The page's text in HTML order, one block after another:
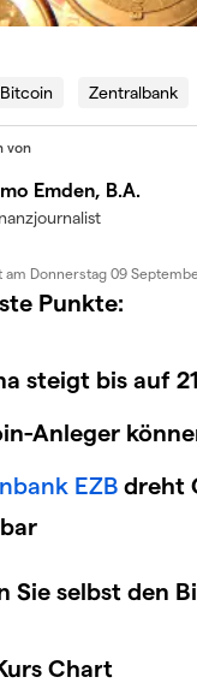
Bitcoin Zentralbank
von
Emden, B.A.
am Donnerstag 09
Punkte:
steigt bis auf
Anleger
EZB dreht
Sie selbst den
Chart